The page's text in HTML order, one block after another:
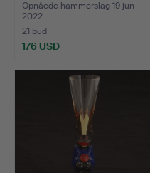
"Nobelservisen",…
Opnåede hammerslag 19 jun
2022
21 bud
176 USD